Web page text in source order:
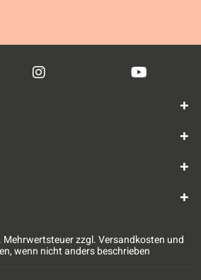
Mehrwertsteuer zzgl.Versandkosten und
wenn nicht anders beschrieben